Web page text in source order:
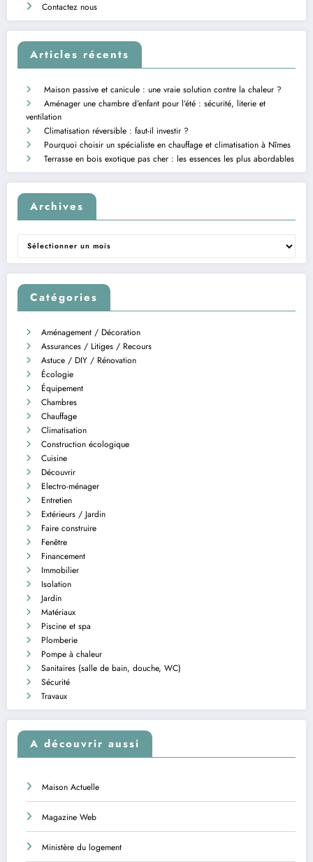
Contactez nous
Articles récents
Maison passive et canicule : une vraie solution contre la chaleur ?
Aménager une chambre d’enfant pour l’été : sécurité, literie et
ventilation
Climatisation réversible : faut-il investir ?
Pourquoi choisir un spécialiste en chauffage et climatisation à Nîmes
Terrasse en bois exotique pas cher : les essences les plus abordables
Archives
Archives
Catégories
Aménagement / Décoration
Assurances / Litiges / Recours
Astuce / DIY / Rénovation
Écologie
Équipement
Chambres
Chauffage
Climatisation
Construction écologique
Cuisine
Découvrir
Electro-ménager
Entretien
Extérieurs / Jardin
Faire construire
Fenêtre
Financement
Immobilier
Isolation
Jardin
Matériaux
Piscine et spa
Plomberie
Pompe à chaleur
Sanitaires (salle de bain, douche, WC)
Sécurité
Travaux
A découvrir aussi
Maison Actuelle
Magazine Web
Ministère du logement